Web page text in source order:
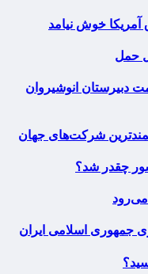
خوش نیامد
حمل
دبیرستان انوشیروان
شرکت‌های جهان
چقدر شد؟
جمهوری اسلامی ایران